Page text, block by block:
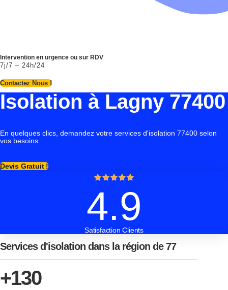
Intervention en urgence ou sur RDV
7j/7 – 24h/24
Contactez Nous !
Isolation à Lagny 77400
En quelques clics, demandez votre services d'isolation 77400 selon
vos besoins.
Devis Gratuit !
4.9
Satisfaction Clients
Services d'isolation dans la région de 77
+130